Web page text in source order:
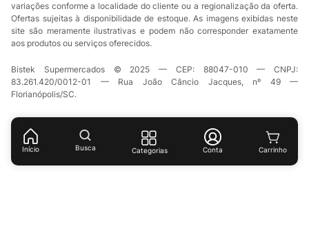
Início Busca Categorias Conta
variações conforme a localidade do cliente ou a regionalização da oferta.
Ofertas sujeitas à disponibilidade de estoque. As imagens exibidas neste
site são meramente ilustrativas e podem não corresponder exatamente
aos produtos ou serviços oferecidos.
Bistek Supermercados © 2025 — CEP: 88047-010 — CNPJ:
83.261.420/0012-01 — Rua João Câncio Jacques, nº 49 —
Florianópolis/SC.